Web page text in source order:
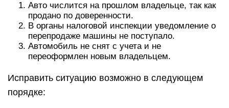
Авто числится на прошлом владельце, так как
продано по доверенности.
В органы налоговой инспекции уведомление о
перепродаже машины не поступало.
Автомобиль не снят с учета и не
переоформлен новым владельцем.
Исправить ситуацию возможно в следующем
порядке: